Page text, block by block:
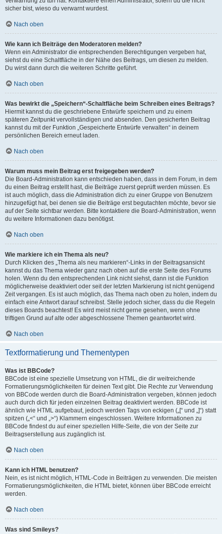
sicher bist, wieso du verwarnt wurdest.
Nach oben
Wie kann ich Beiträge den Moderatoren melden?
Wenn ein Administrator die entsprechenden Berechtigungen vergeben hat,
siehst du eine Schaltfläche in der Nähe des Beitrags, um diesen zu melden.
Du wirst dann durch die weiteren Schritte geführt.
Nach oben
Was bewirkt die „Speichern“-Schaltfläche beim Schreiben eines Beitrags?
Hiermit kannst du die geschriebene Entwürfe speichern und zu einem
späteren Zeitpunkt vervollständigen und absenden. Den gesicherten Beitrag
kannst du mit der Funktion „Gespeicherte Entwürfe verwalten“ in deinem
persönlichen Bereich erneut laden.
Nach oben
Warum muss mein Beitrag erst freigegeben werden?
Die Board-Administration kann entschieden haben, dass in dem Forum, in dem
du einen Beitrag erstellt hast, die Beiträge zuerst geprüft werden müssen. Es
ist auch möglich, dass die Administration dich zu einer Gruppe von Benutzern
hinzugefügt hat, bei denen sie die Beiträge erst begutachten möchte, bevor sie
auf der Seite sichtbar werden. Bitte kontaktiere die Board-Administration, wenn
du weitere Informationen dazu benötigst.
Nach oben
Wie markiere ich ein Thema als neu?
Durch Klicken des „Thema als neu markieren“-Links in der Beitragsansicht
kannst du das Thema wieder ganz nach oben auf die erste Seite des Forums
holen. Wenn du den entsprechenden Link nicht siehst, dann ist die Funktion
möglicherweise deaktiviert oder seit der letzten Markierung ist nicht genügend
Zeit vergangen. Es ist auch möglich, das Thema nach oben zu holen, indem du
einfach eine Antwort darauf schreibst. Stelle jedoch sicher, dass du die Regeln
dieses Boards beachtest! Es wird meist nicht gerne gesehen, wenn ohne
triftigen Grund auf alte oder abgeschlossene Themen geantwortet wird.
Nach oben
Textformatierung und Thementypen
Was ist BBCode?
BBCode ist eine spezielle Umsetzung von HTML, die dir weitreichende
Formatierungsmöglichkeiten für deinen Text gibt. Die Rechte zur Verwendung
von BBCode werden durch die Board-Administration vergeben, können jedoch
auch durch dich für jeden einzelnen Beitrag deaktiviert werden. BBCode ist
ähnlich wie HTML aufgebaut, jedoch werden Tags von eckigen („[“ und „]“) statt
spitzen („<“ und „>“) Klammern eingeschlossen. Weitere Informationen zu
BBCode findest du auf einer speziellen Hilfe-Seite, die von der Seite zur
Beitragserstellung aus zugänglich ist.
Nach oben
Kann ich HTML benutzen?
Nein, es ist nicht möglich, HTML-Code in Beiträgen zu verwenden. Die meisten
Formatierungsmöglichkeiten, die HTML bietet, können über BBCode erreicht
werden.
Nach oben
Was sind Smileys?